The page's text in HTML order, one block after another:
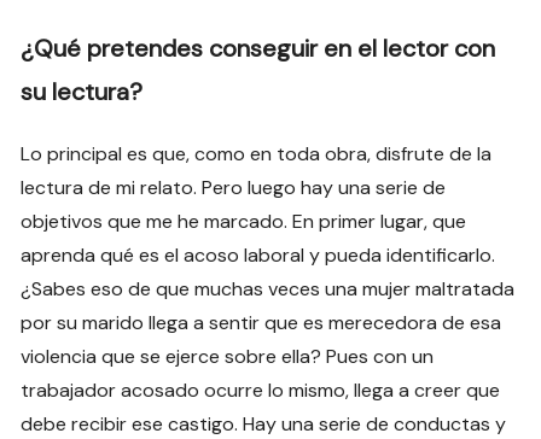
¿Qué pretendes conseguir en el lector con
su lectura?
Lo principal es que, como en toda obra, disfrute de la
lectura de mi relato. Pero luego hay una serie de
objetivos que me he marcado. En primer lugar, que
aprenda qué es el acoso laboral y pueda identificarlo.
¿Sabes eso de que muchas veces una mujer maltratada
por su marido llega a sentir que es merecedora de esa
violencia que se ejerce sobre ella? Pues con un
trabajador acosado ocurre lo mismo, llega a creer que
debe recibir ese castigo. Hay una serie de conductas y